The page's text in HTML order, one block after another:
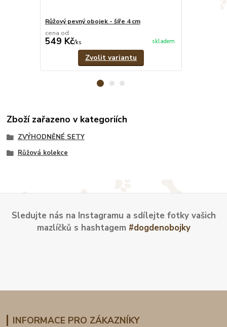
Růžový pevný obojek - šíře 4 cm
cena od
549 Kč/ks skladem
Zvolit variantu
Zboží zařazeno v kategoriích
ZVÝHODNĚNÉ SETY
Růžová kolekce
Sledujte nás na Instagramu a sdílejte fotky vašich
mazlíčků s hashtagem #dogdenobojky
INFORMACE PRO ZÁKAZNÍKY